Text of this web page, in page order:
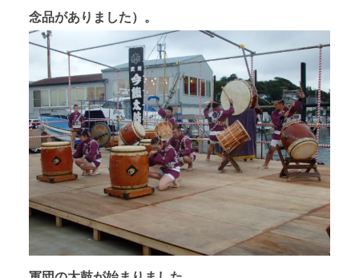
念品がありました）。